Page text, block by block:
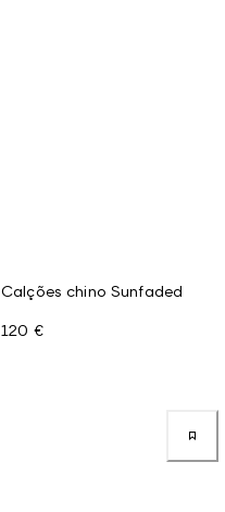
Calções chino Sunfaded
120 €